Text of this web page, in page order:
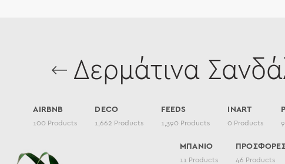
Δερμάτινα
AIRBNB
100 Products
DECO
1,662 Products
FEEDS
1,390 Products
INART
0 Products
ΜΠΑΝΙΟ
11 Products 46 Products